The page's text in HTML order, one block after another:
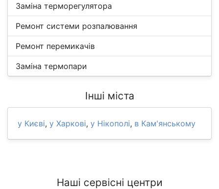
Заміна терморегулятора
Ремонт системи розпалювання
Ремонт перемикачів
Заміна термопари
Інші міста
у Києві, у Харкові, у Нікополі, в Кам'янському
Наші сервісні центри